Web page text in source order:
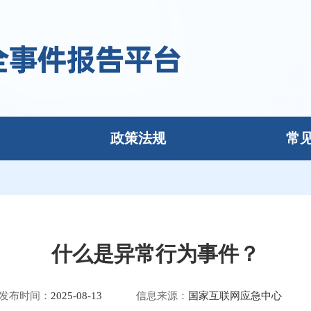
政策法规 常
什么是异常行为事件？
布时间： 2025-08-13 信息来源： 国家互联网应急中心